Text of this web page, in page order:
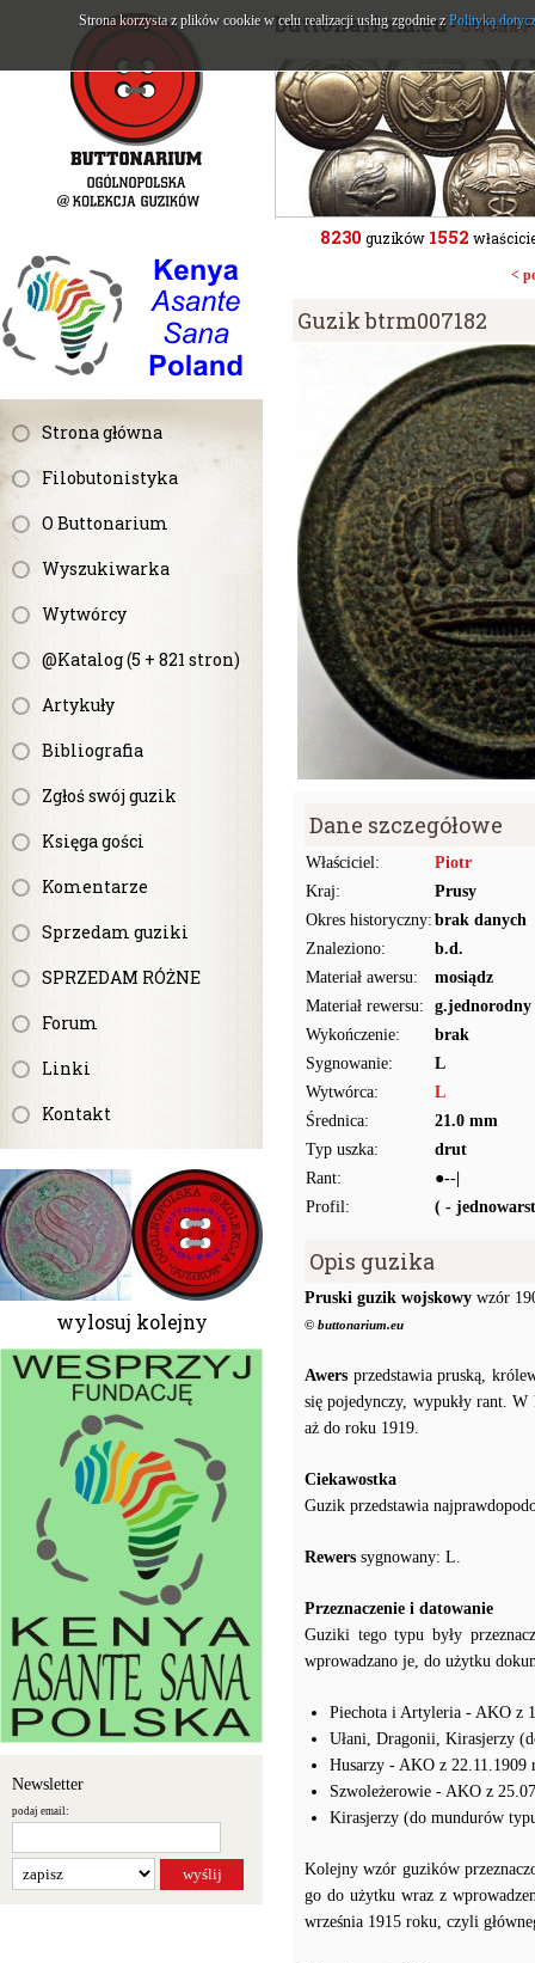
Strona główna
Filobutonistyka
O Buttonarium
Wyszukiwarka
Wytwórcy
@Katalog (5 + 821 stron)
Artykuły
Bibliografia
Zgłoś swój guzik
Księga gości
Komentarze
Sprzedam guziki
SPRZEDAM RÓŻNE
Forum
Linki
Kontakt
wylosuj kolejny
Newsletter
podaj email:
buttonarium.eu- Strona
8230 guzików 1552
<
Guzik btrm007182
Dane szczegółowe
Właściciel:
Piotr
Kraj:
Prusy
Okres historyczny: brak danych
Znaleziono:
b.d.
Materiał awersu:
mosiądz
Materiał rewersu:
g.jednorodny
Wykończenie:
brak
Sygnowanie:
L
Wytwórca:
L
Średnica:
21.0 mm
Typ uszka:
drut
Rant:
●--|
Profil:
( -
Opis guzika
Pruski guzik wojskowy wzór
© buttonarium.eu
Awers przedstawia pruską,
się pojedynczy, wypukły rant.
aż do roku 1919.
Ciekawostka
Guzik przedstawia
Rewers sygnowany: L.
Przeznaczenie i datowanie
Guziki tego typu były
wprowadzano je, do użytku
Piechota i Artyleria - AKO z
Ułani, Dragonii, Kirasjerzy
Husarzy - AKO z 22.11.1909
Szwoleżerowie - AKO z
Kirasjerzy (do mundurów
Kolejny wzór guzików
go do użytku wraz z
września 1915 roku, czyli
Strona korzysta z plików cookie w celu realizacji usług zgodnie z Polityką